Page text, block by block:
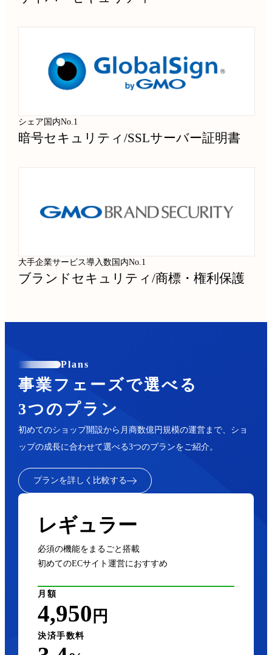
シェア国内No.1
暗号セキュリティ/SSLサーバー証明書
大手企業サービス導入数国内No.1
ブランドセキュリティ/商標・権利保護
Plans
事業フェーズで選べる
3つのプラン
初めてのショップ開設から月商数億円規模の運営まで、ショ
ップの成長に合わせて選べる3つのプランをご紹介。
プランを詳しく比較する
レギュラー
必須の機能をまるごと搭載
初めてのECサイト運営におすすめ
月額
4,950 円
決済手数料